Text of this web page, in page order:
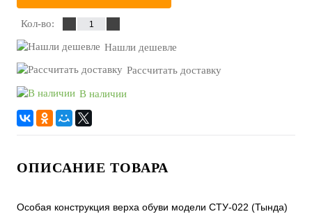
Кол-во:
Нашли дешевле
Рассчитать доставку
В наличии
ОПИСАНИЕ ТОВАРА
Особая конструкция верха обуви модели СТУ-022 (Тында)